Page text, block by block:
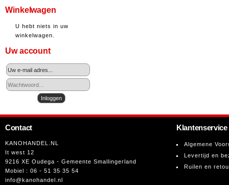
Winkelwagen
U hebt niets in uw
winkelwagen.
Uw account
Contact
KANOHANDEL.NL
It west 12
9216 XE Oudega - Gemeente Smallingerland
Mobiel : 06 - 51 35 35 54
info@kanohandel.nl
Klantenservice
Algemene
Levertijd en
Ruilen en